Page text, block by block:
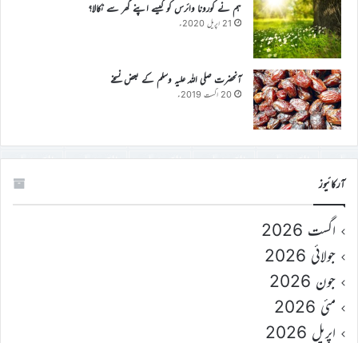
ہم نے کورونا وائرس کو کیسے اپنے گھر سے نکالا؟
21 اپریل 2020ء
آنحضرت صلی اللہ علیہ وسلم کے بعض نسخے
20 اگست 2019ء
آرکائیوز
اگست 2026
جولائی 2026
جون 2026
مئی 2026
اپریل 2026